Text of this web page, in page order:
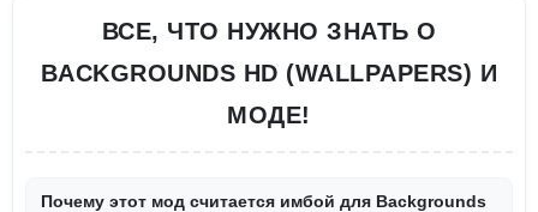
ВСЕ, ЧТО НУЖНО ЗНАТЬ О
BACKGROUNDS HD (WALLPAPERS) И
МОДЕ!
Почему этот мод считается имбой для Backgrounds